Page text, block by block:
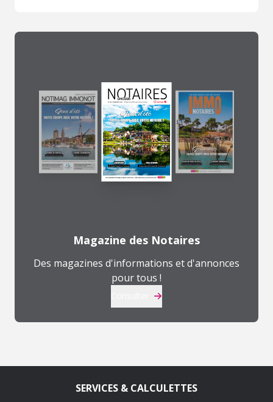
Magazine des Notaires
Des magazines d'informations et d'annonces
pour tous !
SERVICES & CALCULETTES